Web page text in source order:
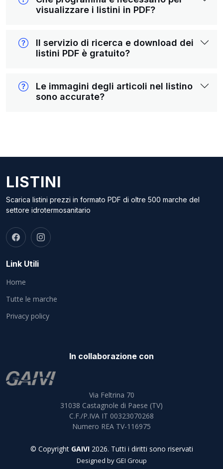
visualizzare i listini in PDF?
Il servizio di ricerca e download dei
listini PDF è gratuito?
Le immagini degli articoli nel listino
sono accurate?
LISTINI
Scarica listini prezzi in formato PDF di oltre 500 marche del
settore idrotermosanitario
Link Utili
Home
Tutte le marche
Privacy policy
In collaborazione con
Via Feltrina 70
31038 Castagnole di Paese (TV)
C.F./P.IVA IT 00323070268
Numero REA TV-116975
© Copyright GAIVI2026. Tutti i diritti sono riservati
Designed byGEI Group